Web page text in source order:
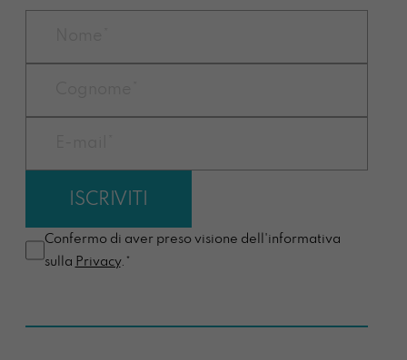
Confermo di aver preso visione dell'informativa
sulla Privacy.*